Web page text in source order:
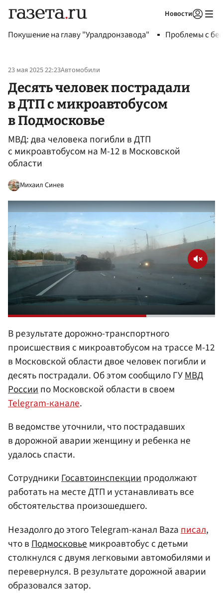
Новости
Покушение на главу "Уралдронзавода" Проблемы с
23 мая 2025 22:23Автомобили
Десять человек пострадали
в ДТП с микроавтобусом
в Подмосковье
МВД: два человека погибли в ДТП
с микроавтобусом на М-12 в Московской
области
Михаил Синев
В результате дорожно-транспортного
происшествия с микроавтобусом на трассе М-12
в Московской области двое человек погибли и
десять пострадали. Об этом сообщило ГУМВД
Россиипо Московской области в своем
Telegram-канале.
В ведомстве уточнили, что пострадавших
в дорожной аварии женщину и ребенка не
удалось спасти.
СотрудникиГосавтоинспекциипродолжают
работать на месте ДТП и устанавливать все
обстоятельства произошедшего.
Незадолго до этого Telegram-канал Baza писал,
что в Подмосковье микроавтобус с детьми
столкнулся с двумя легковыми автомобилями и
перевернулся. В результате дорожной аварии
образовался затор.